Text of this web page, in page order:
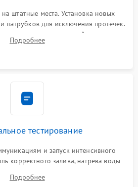
штатные места. Установка новых
патрубков для исключения протечек.
гидравлической системы,
и установка датчика поплавка.
Подробнее
тестирование
и запуск интенсивного
корректного залива, нагрева воды
отсутствия посторонних шумов,
абсолютной сухости в поддоне.
Подробнее